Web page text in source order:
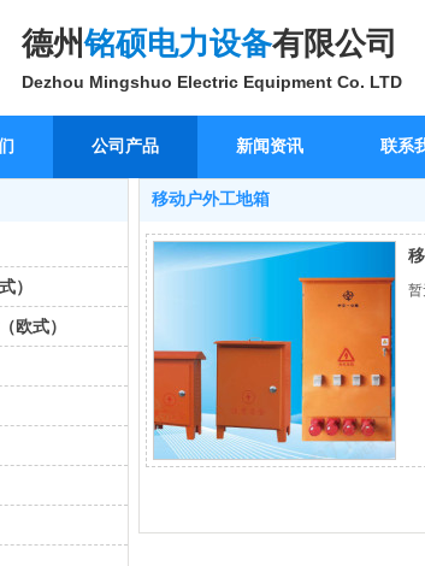
德州铭硕电力设备有限公司
Dezhou Mingshuo Electric Equipment Co. LTD
公司产品 新闻资讯 联系
）
欧式）
移动户外工地箱